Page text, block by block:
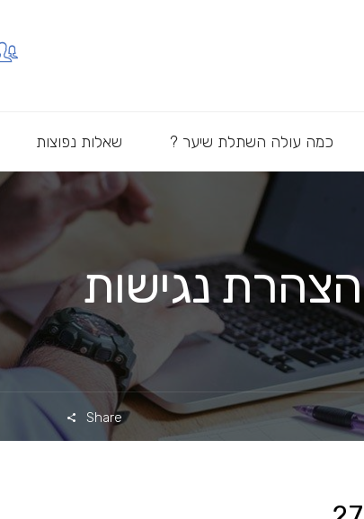
כמה עולה השתלת שיער ? שאלות נפוצות
הצהרת נגישות
Share